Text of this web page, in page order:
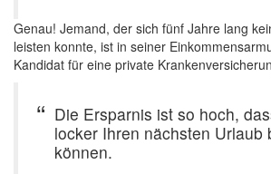
Genau! Jemand, der sich fünf Jahre lang
leisten konnte, ist in seiner
Kandidat für eine private
Die Ersparnis ist so hoch,
locker Ihren nächsten Urlaub
können.